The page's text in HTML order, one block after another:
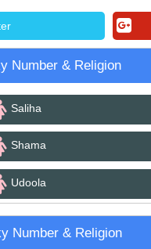
Number & Religion
Saliha
Shama
Udoola
Number & Religion